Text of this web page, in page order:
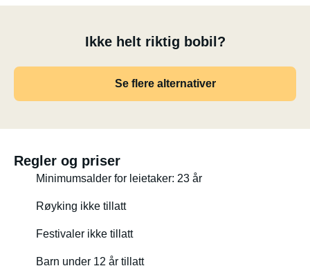
Ikke helt riktig bobil?
Se flere alternativer
Regler og priser
Minimumsalder for leietaker: 23 år
Røyking ikke tillatt
Festivaler ikke tillatt
Barn under 12 år tillatt